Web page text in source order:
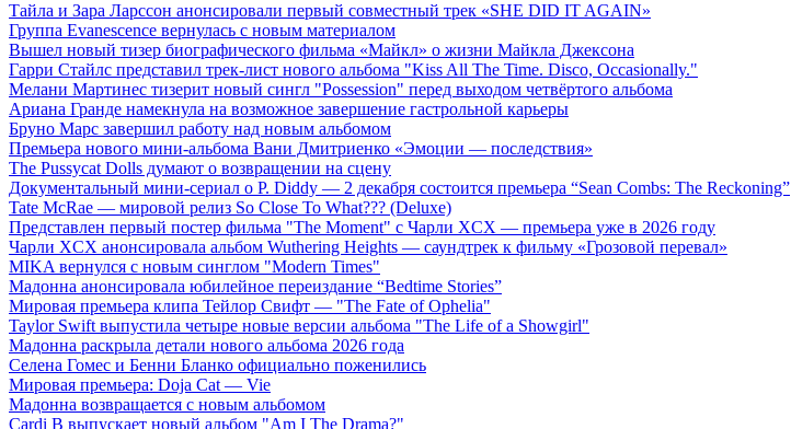
Тайла и Зара Ларссон анонсировали первый совместный трек «SHE DID IT AGAIN»
Группа Evanescence вернулась с новым материалом
Вышел новый тизер биографического фильма «Майкл» о жизни Майкла Джексона
Гарри Стайлс представил трек-лист нового альбома "Kiss All The Time. Disco, Occasionally."
Мелани Мартинес тизерит новый сингл "Possession" перед выходом четвёртого альбома
Ариана Гранде намекнула на возможное завершение гастрольной карьеры
Бруно Марс завершил работу над новым альбомом
Премьера нового мини-альбома Вани Дмитриенко «Эмоции — последствия»
The Pussycat Dolls думают о возвращении на сцену
Документальный мини-сериал о P. Diddy — 2 декабря состоится премьера “Sean Combs: The Reckoning”
Tate McRae — мировой релиз So Close To What??? (Deluxe)
Представлен первый постер фильма "The Moment" с Чарли XCX — премьера уже в 2026 году
Чарли XCX анонсировала альбом Wuthering Heights — саундтрек к фильму «Грозовой перевал»
MIKA вернулся с новым синглом "Modern Times"
Мадонна анонсировала юбилейное переиздание “Bedtime Stories”
Мировая премьера клипа Тейлор Свифт — "The Fate of Ophelia"
Taylor Swift выпустила четыре новые версии альбома "The Life of a Showgirl"
Мадонна раскрыла детали нового альбома 2026 года
Селена Гомес и Бенни Бланко официально поженились
Мировая премьера: Doja Cat — Vie
Мадонна возвращается с новым альбомом
Cardi B выпускает новый альбом "Am I The Drama?"